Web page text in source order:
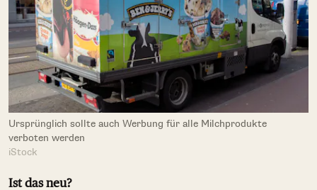
Ursprünglich sollte auch Werbung für alle Milchprodukte
verboten werden
iStock
Ist das neu?